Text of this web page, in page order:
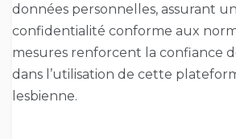
données personnelles, assurant
confidentialité conforme aux
mesures renforcent la confiance
dans l’utilisation de cette
lesbienne.